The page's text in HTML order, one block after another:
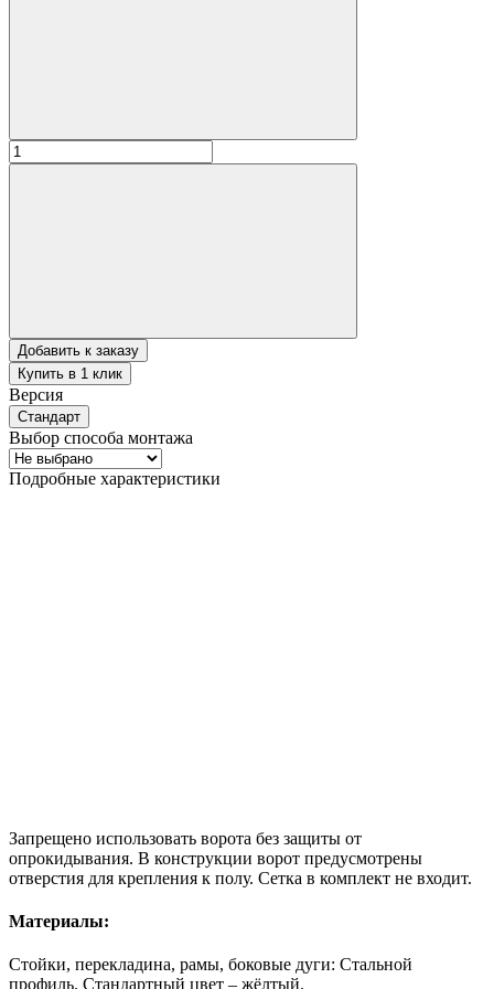
Добавить к заказу
Купить в 1 клик
Версия
Стандарт
Выбор способа монтажа
Подробные характеристики
Запрещено использовать ворота без защиты от
опрокидывания. В конструкции ворот предусмотрены
отверстия для крепления к полу. Сетка в комплект не входит.
Материалы:
Cтойки, перекладина, рамы, боковые дуги: Стальной
профиль. Стандартный цвет – жёлтый.